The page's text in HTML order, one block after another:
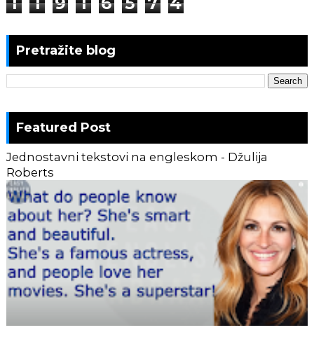
Pretražite blog
Featured Post
Jednostavni tekstovi na engleskom - Džulija
Roberts